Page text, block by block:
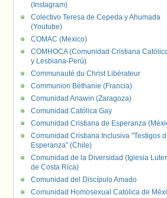
(Instagram)
Colectivo Teresa de Cepeda y Ahumada
(Youtube)
COMAC (Mexico)
COMHOCA (Comunidad Cristiana
y Lesbiana-Perú)
Communauté du Christ Libérateur
Communion Béthanie (Francia)
Comunidad Anawin (Zaragoza)
Comunidad Católica Gay
Comunidad Cristiana de Esperanza
Comunidad Cristiana Inclusiva "Testigos
Esperanza" (Chile)
Comunidad de la Diversidad (Iglesia
de Costa Rica)
Comunidad del Discípulo Amado
Comunidad Homosexual Católica de